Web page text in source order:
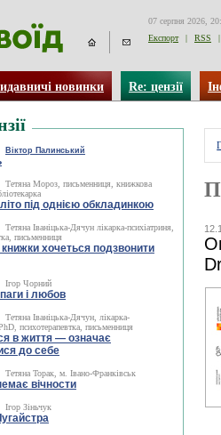
07 серпня 2026,
Експорт
| RSS |
новинки Re: цензії
Віктор Палинський
Тетяна Мороз, письменниця, книжкова
під однією обкладинкою
Тетяна Іваніцька-Дячун лікарка-психіатриня,
письменниця
книжки хочеться подзвонити
Ігор Чорний
і любов
Тетяна Іваніцька-Дячун, лікарка-
психотерапевтка, письменниця
в життя — означає
до себе
Тетяна Торак, м. Івано-Франківськ
вічности
Ігор Зіньчук